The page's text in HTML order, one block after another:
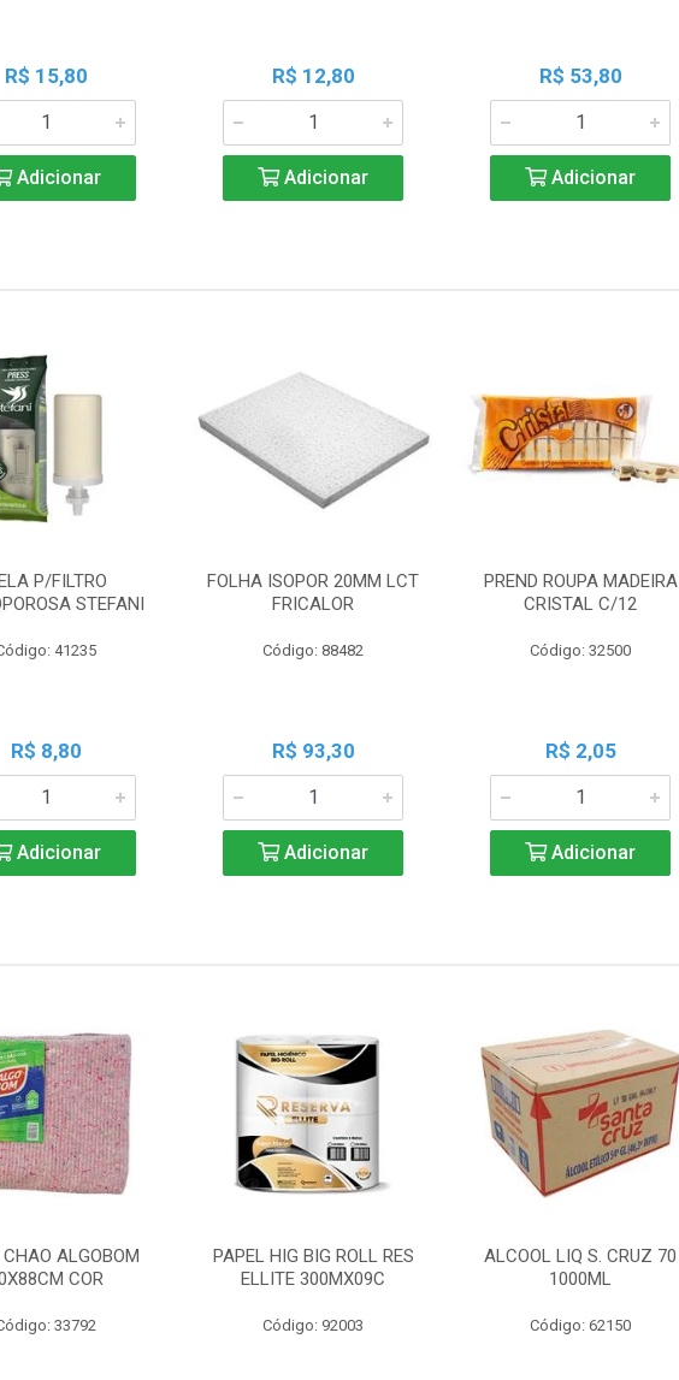
R$ 15,80
Adicionar
R$ 12,80
Adicionar
R$ 53,80
Adicionar
P/FILTRO
STEFANI
41235
R$ 8,80
Adicionar
FOLHA ISOPOR 20MM LCT
FRICALOR
Código: 88482
R$ 93,30
Adicionar
PREND ROUPA MADEIRA
CRISTAL C/12
Código: 32500
R$ 2,05
Adicionar
ALGOBOM
COR
33792
PAPEL HIG BIG ROLL RES
ELLITE 300MX09C
Código: 92003
ALCOOL LIQ S. CRUZ 70
1000ML
Código: 62150